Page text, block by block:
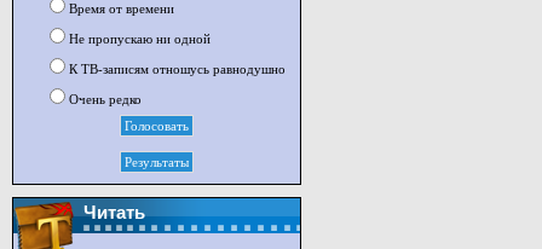
Время от времени
Не пропускаю ни одной
К ТВ-записям отношусь равнодушно
Очень редко
Читать